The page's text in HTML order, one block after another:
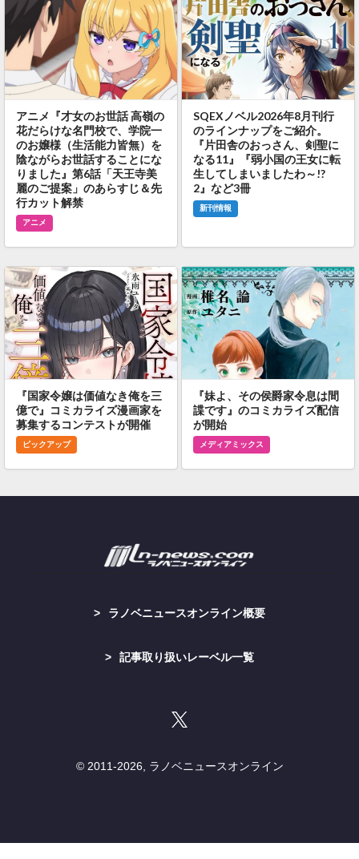
アニメ『才女のお世話 高嶺の
花だらけな名門校で、学院一
のお嬢様（生活能力皆無）を
陰ながらお世話することにな
りました』第6話「天王寺美
麗のご提案」のあらすじ＆先
行カット解禁
アニメ
SQEXノベル2026年8月刊行
のラインナップをご紹介。
『片田舎のおっさん、剣聖に
なる11』『弱小国の王女に転
生してしまいましたわ～!?
2』など3冊
新刊情報
『国家令嬢は価値なき俺を三
億で』コミカライズ漫画家を
募集するコンテストが開催
ピックアップ
『妹よ、その侯爵家令息は間
諜です』のコミカライズ配信
が開始
メディアミックス
ラノベニュースオンライン概要
記事取り扱いレーベル一覧
© 2011-2026, ラノベニュースオンライン